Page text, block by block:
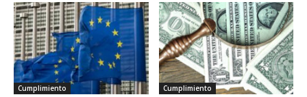
Cumplimiento Cumplimiento